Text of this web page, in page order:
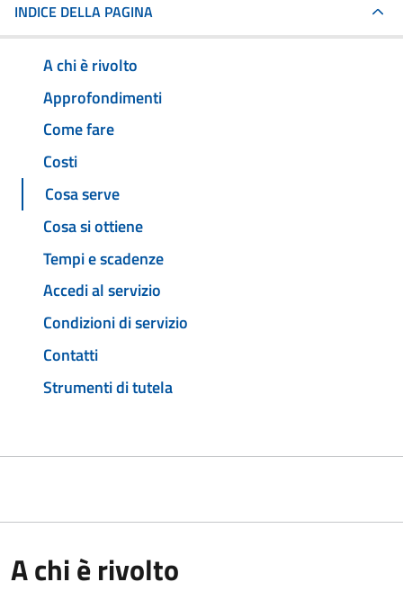
INDICE DELLA PAGINA
A chi è rivolto
Approfondimenti
Come fare
Costi
Cosa serve
Cosa si ottiene
Tempi e scadenze
Accedi al servizio
Condizioni di servizio
Contatti
Strumenti di tutela
A chi è rivolto